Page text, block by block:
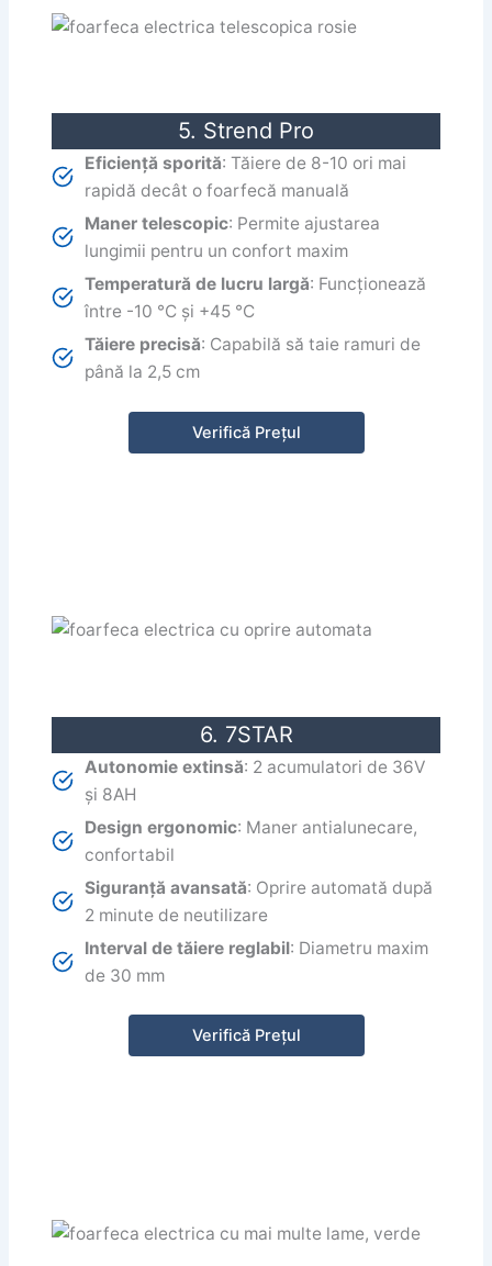
5. Strend Pro
Eficiență sporită: Tăiere de 8-10 ori mai
rapidă decât o foarfecă manuală
Maner telescopic: Permite ajustarea
lungimii pentru un confort maxim
Temperatură de lucru largă: Funcționează
între -10 °C și +45 °C
Tăiere precisă: Capabilă să taie ramuri de
până la 2,5 cm
Verifică Prețul
6. 7STAR
Autonomie extinsă: 2 acumulatori de 36V
și 8AH
Design ergonomic: Maner antialunecare,
confortabil
Siguranță avansată: Oprire automată după
2 minute de neutilizare
Interval de tăiere reglabil: Diametru maxim
de 30 mm
Verifică Prețul